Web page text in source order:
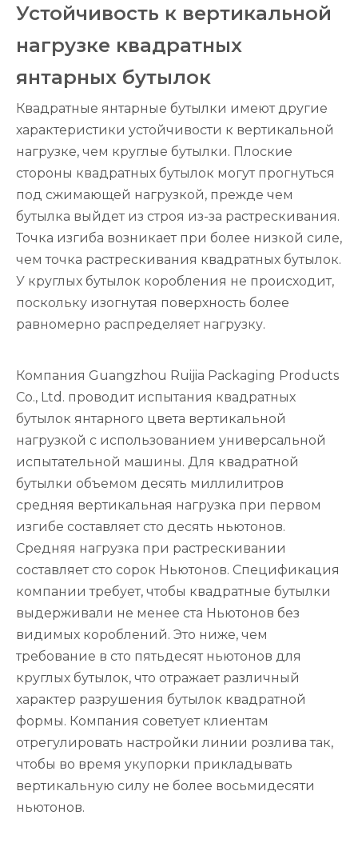
Устойчивость к вертикальной
нагрузке квадратных
янтарных бутылок
Квадратные янтарные бутылки имеют другие
характеристики устойчивости к вертикальной
нагрузке, чем круглые бутылки. Плоские
стороны квадратных бутылок могут прогнуться
под сжимающей нагрузкой, прежде чем
бутылка выйдет из строя из-за растрескивания.
Точка изгиба возникает при более низкой силе,
чем точка растрескивания квадратных бутылок.
У круглых бутылок коробления не происходит,
поскольку изогнутая поверхность более
равномерно распределяет нагрузку.
Компания Guangzhou Ruijia Packaging Products
Co., Ltd. проводит испытания квадратных
бутылок янтарного цвета вертикальной
нагрузкой с использованием универсальной
испытательной машины. Для квадратной
бутылки объемом десять миллилитров
средняя вертикальная нагрузка при первом
изгибе составляет сто десять ньютонов.
Средняя нагрузка при растрескивании
составляет сто сорок Ньютонов. Спецификация
компании требует, чтобы квадратные бутылки
выдерживали не менее ста Ньютонов без
видимых короблений. Это ниже, чем
требование в сто пятьдесят ньютонов для
круглых бутылок, что отражает различный
характер разрушения бутылок квадратной
формы. Компания советует клиентам
отрегулировать настройки линии розлива так,
чтобы во время укупорки прикладывать
вертикальную силу не более восьмидесяти
ньютонов.